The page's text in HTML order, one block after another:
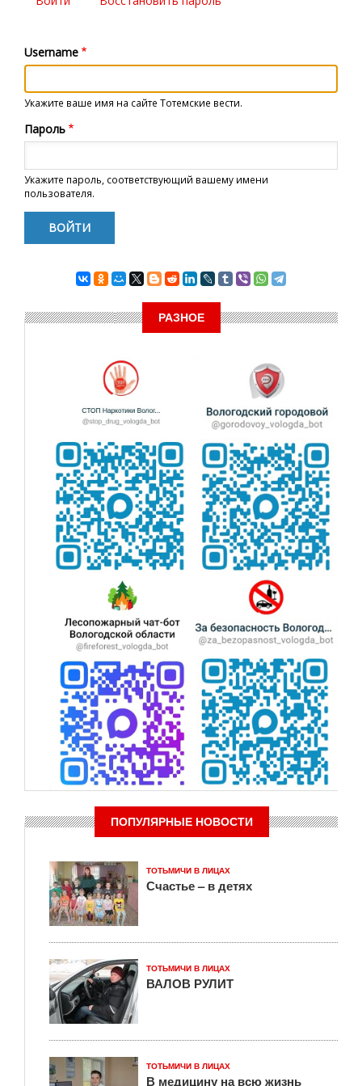
вкладки
Username
Укажите ваше имя на сайте Тотемские вести.
Пароль
Укажите пароль, соответствующий вашему имени
пользователя.
РАЗНОЕ
ПОПУЛЯРНЫЕ НОВОСТИ
ТОТЬМИЧИ В ЛИЦАХ
Счастье – в детях
ТОТЬМИЧИ В ЛИЦАХ
ВАЛОВ РУЛИТ
ТОТЬМИЧИ В ЛИЦАХ
В медицину на всю жизнь